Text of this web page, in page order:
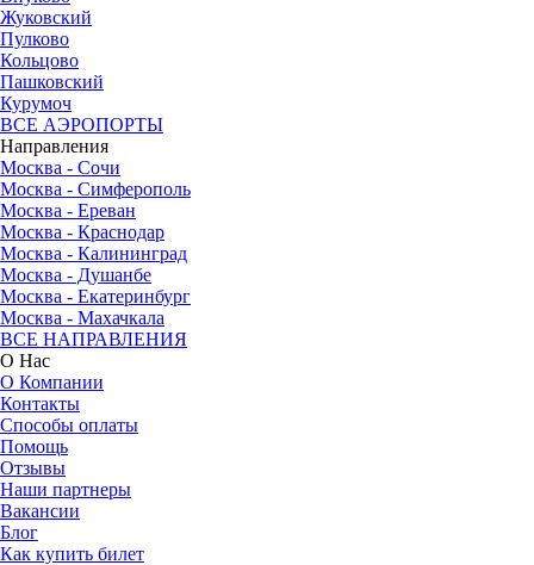
Жуковский
Пулково
Кольцово
Пашковский
Курумоч
ВСЕ АЭРОПОРТЫ
Направления
Москва - Сочи
Москва - Симферополь
Москва - Ереван
Москва - Краснодар
Москва - Калининград
Москва - Душанбе
Москва - Екатеринбург
Москва - Махачкала
ВСЕ НАПРАВЛЕНИЯ
О Нас
О Компании
Контакты
Способы оплаты
Помощь
Отзывы
Наши партнеры
Вакансии
Блог
Как купить билет